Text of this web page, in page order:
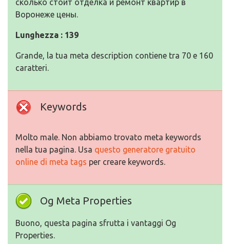
сколько стоит отделка и ремонт квартир в
Воронеже цены.
Lunghezza : 139
Grande, la tua meta description contiene tra 70 e 160
caratteri.
Keywords
Molto male. Non abbiamo trovato meta keywords
nella tua pagina. Usa questo generatore gratuito
online di meta tags per creare keywords.
Og Meta Properties
Buono, questa pagina sfrutta i vantaggi Og
Properties.